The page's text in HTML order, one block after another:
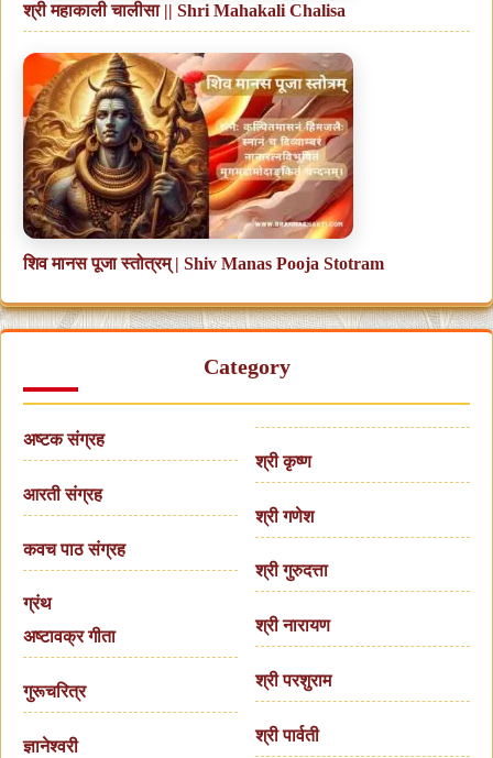
श्री महाकाली चालीसा || Shri Mahakali Chalisa
शिव मानस पूजा स्तोत्रम् | Shiv Manas Pooja Stotram
Category
अष्टक संग्रह
आरती संग्रह
कवच पाठ संग्रह
ग्रंथ
अष्टावक्र गीता
गुरूचरित्र
ज्ञानेश्वरी
श्री कृष्ण
श्री गणेश
श्री गुरुदत्ता
श्री नारायण
श्री परशुराम
श्री पार्वती